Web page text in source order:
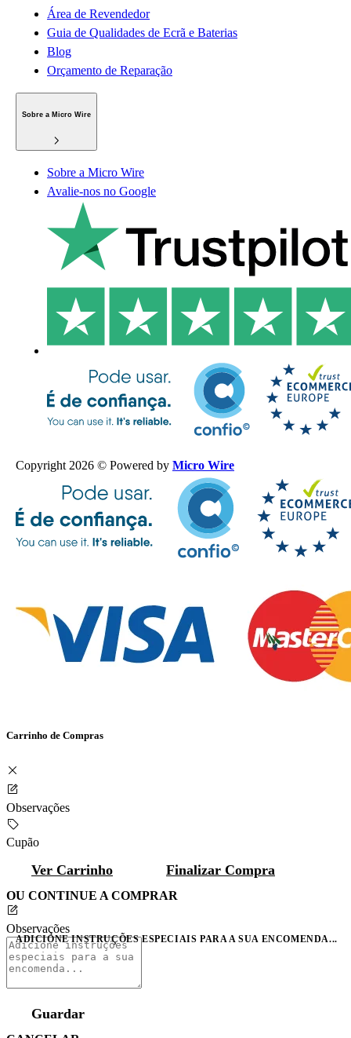
Área de Revendedor
Guia de Qualidades de Ecrã e Baterias
Blog
Orçamento de Reparação
Sobre a Micro Wire
Sobre a Micro Wire
Avalie-nos no Google
Copyright 2026 © Powered by Micro Wire
Carrinho de Compras
Observações
Cupão
Ver Carrinho Finalizar Compra
OU CONTINUE A COMPRAR
Observações
ADICIONE INSTRUÇÕES ESPECIAIS PARA A SUA ENCOMENDA...
Guardar